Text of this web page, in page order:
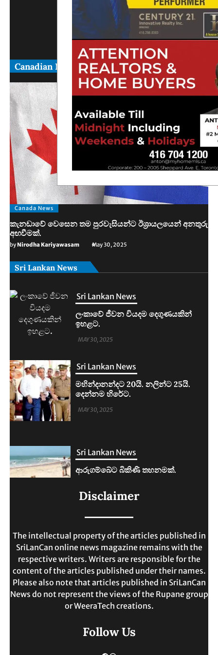
Canadian News
Canada News
කැනඩාවේ වෙසෙන තම පුරවැසියන්ට ඊශ්‍රායලයෙන් අනතුරු
අඟවීමක්.
by Nirodha Kariyawasam May 30, 2025
Sri Lankan News
Sri Lankan News
මහින්දානන්දට 20යි. නලින්ට 25යි.
දෙන්නම හිරේට.
MAY 30, 2025
Sri Lankan News
ආරුගම්බේට බිකිණි තහනමක්.
MAY 30, 2025
Sri Lankan News
ඉහළට.
Disclaimer
The intellectual property of the articles published in
SriLanCan online news magazine remains with the
respective writers. Writers are responsible for the
content of the articles published under their names.
Please also note that articles published in SriLanCan
News do not represent the views of the Rupane group
or WeeraTech creations.
Follow Us